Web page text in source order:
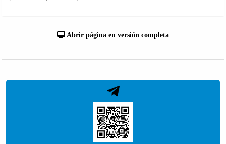
Abrir página en versión completa